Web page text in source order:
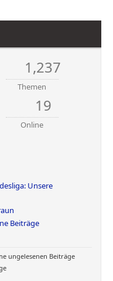
1,237
Themen
19
Online
Unsere
Beiträge
ungelesenen Beiträge